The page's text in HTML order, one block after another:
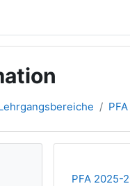
PFA 2025-